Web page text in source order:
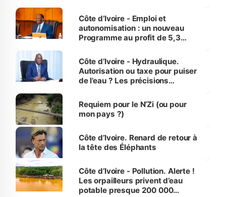
et Yamoussoukro
Côte d’Ivoire - Emploi et
autonomisation : un nouveau
Programme au profit de 5,3
Côte d’Ivoire - Hydraulique.
Autorisation ou taxe pour puiser
de l’eau ? Les précisions
Requiem pour le N’Zi (ou pour
mon pays ?)
Côte d’Ivoire. Renard de retour à
la tête des Éléphants
Côte d’Ivoire - Pollution. Alerte !
Les orpailleurs privent d’eau
potable presque 200 000